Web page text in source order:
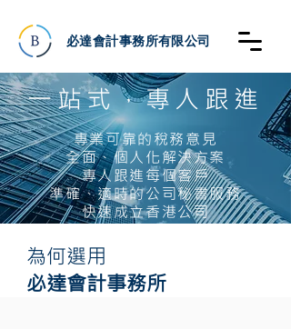
必達會計事務所有限公司
一站式，專人跟進
專業可靠的稅務意見
全面、個人化解決方案
專人跟進每個客戶
準確、適時的公司秘書服務
快速成立香港公司
為何選用
必達會計事務所